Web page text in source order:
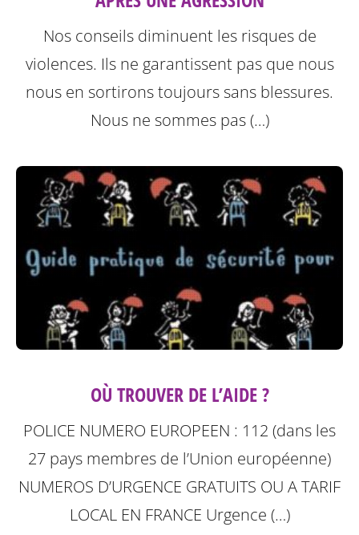
Nos conseils diminuent les risques de
violences. Ils ne garantissent pas que nous
nous en sortirons toujours sans blessures.
Nous ne sommes pas (…)
OÙ TROUVER DE L’AIDE ?
POLICE NUMERO EUROPEEN : 112 (dans les
27 pays membres de l’Union européenne)
NUMEROS D’URGENCE GRATUITS OU A TARIF
LOCAL EN FRANCE Urgence (…)